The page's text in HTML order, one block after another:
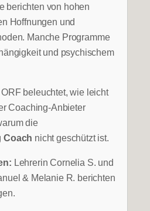
berichten von hohen
Hoffnungen und
Manche Programme
und psychischem
beleuchtet, wie leicht
Coaching-Anbieter
die
Coach nicht geschützt ist.
Lehrerin Cornelia S. und
& Melanie R. berichten